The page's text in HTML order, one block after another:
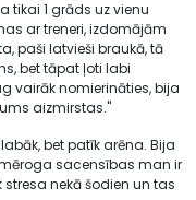
tikai 1 grāds uz vienu
ar treneri, izdomājām
paši latvieši braukā, tā
bet tāpat ļoti labi
vairāk nomierināties, bija
aizmirstas."
bet patīk arēna. Bija
sacensības man ir
nekā šodien un tas